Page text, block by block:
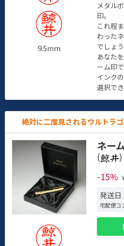
9.5mm
メタル
印。
これ程
わった
でしょ
あなた
ーム印で
インク
選択でき
絶対に二度見されるウルトラ
ネー
(
)
-15%
発送日
宅配便コ